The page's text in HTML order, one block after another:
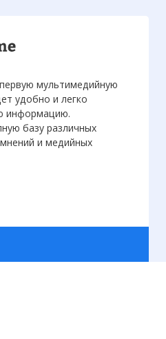
мультимедийную
удобно и легко
информацию.
базу различных
и медийных